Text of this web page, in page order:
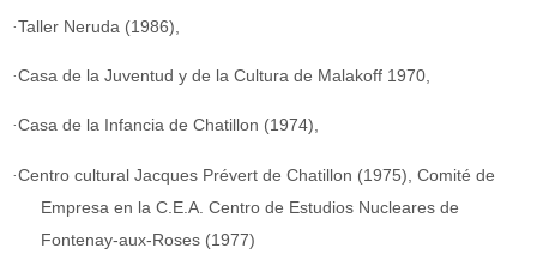
·Taller Neruda (1986),
·Casa de la Juventud y de la Cultura de Malakoff 1970,
·Casa de la Infancia de Chatillon (1974),
·Centro cultural Jacques Prévert de Chatillon (1975), Comité de
Empresa en la C.E.A. Centro de Estudios Nucleares de
Fontenay-aux-Roses (1977)